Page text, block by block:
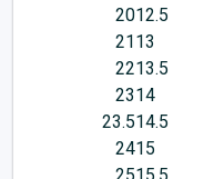
2012.5
2113
2213.5
2314
23.514.5
2415